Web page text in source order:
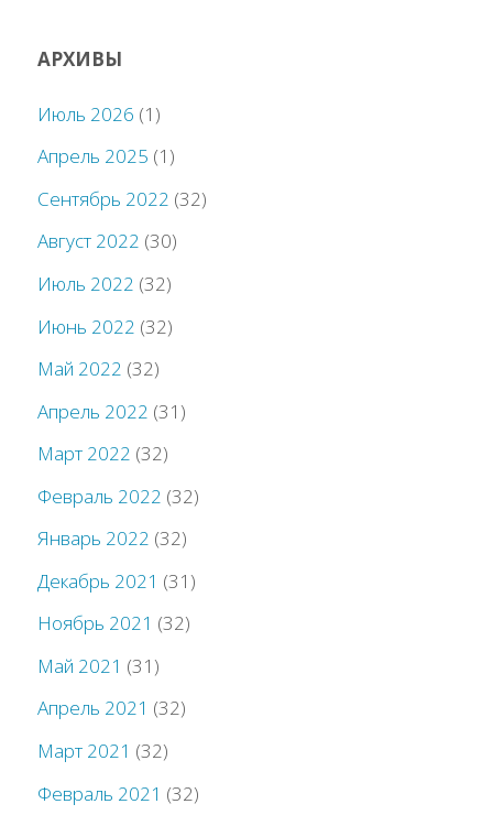
АРХИВЫ
Июль 2026 (1)
Апрель 2025 (1)
Сентябрь 2022 (32)
Август 2022 (30)
Июль 2022 (32)
Июнь 2022 (32)
Май 2022 (32)
Апрель 2022 (31)
Март 2022 (32)
Февраль 2022 (32)
Январь 2022 (32)
Декабрь 2021 (31)
Ноябрь 2021 (32)
Май 2021 (31)
Апрель 2021 (32)
Март 2021 (32)
Февраль 2021 (32)